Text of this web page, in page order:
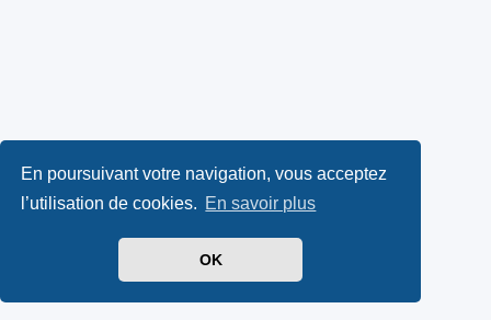
En poursuivant votre navigation, vous acceptez
l’utilisation de cookies. En savoir plus
OK